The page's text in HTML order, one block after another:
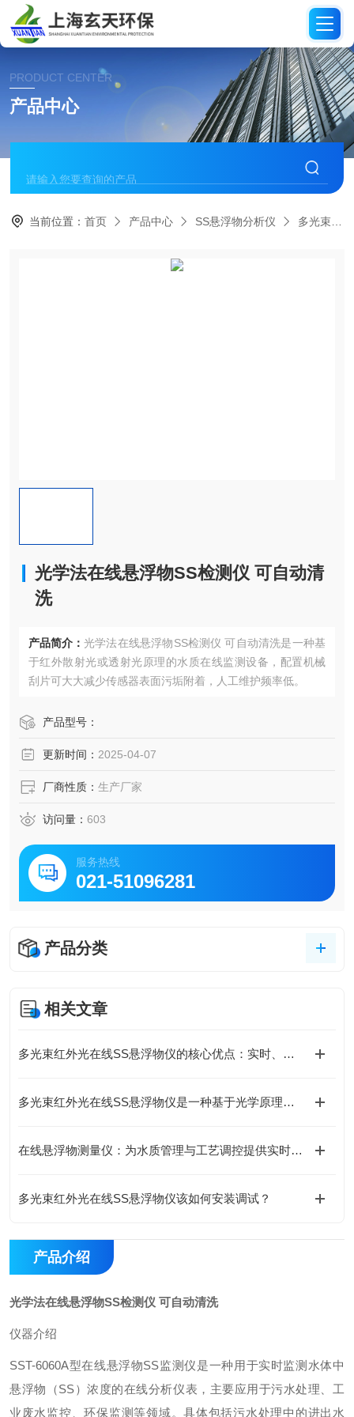
PRODUCT CENTER
产品中心
当前位置：首页 产品中心 SS悬浮物分析仪 多光束红外光在线SS悬浮物仪
光学法在线悬浮物SS检测仪 可自动清
洗
产品简介： 光学法在线悬浮物SS检测仪 可自动清洗是一种基
于红外散射光或透射光原理的水质在线监测设备，配置机械
刮片可大大减少传感器表面污垢附着，人工维护频率低。
产品型号：
更新时间： 2025-04-07
厂商性质： 生产厂家
访问量： 603
服务热线
021-51096281
产品分类
相关文章
多光束红外光在线SS悬浮物仪的核心优点：实时、稳定、低维护
多光束红外光在线SS悬浮物仪是一种基于光学原理的在线监测设备
在线悬浮物测量仪：为水质管理与工艺调控提供实时数据支撑
多光束红外光在线SS悬浮物仪该如何安装调试？
产品介绍
光学法在线悬浮物SS检测仪 可自动清洗
仪器介绍
SST-6060A型在线悬浮物SS监测仪是一种用于实时监测水体中
悬浮物（SS）浓度的在线分析仪表，主要应用于污水处理、工
业废水监控、环保监测等领域。具体包括污水处理中的进出水